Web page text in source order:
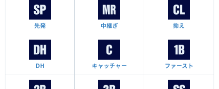
先発 中継ぎ 抑え
DH キャッチャー ファースト